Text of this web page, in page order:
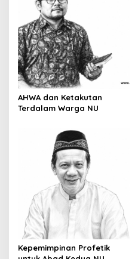
AHWA dan Ketakutan
Terdalam Warga NU
Kepemimpinan Profetik